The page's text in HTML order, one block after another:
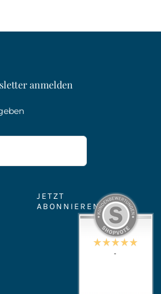
anmelden
JETZT
ABONNIEREN
-